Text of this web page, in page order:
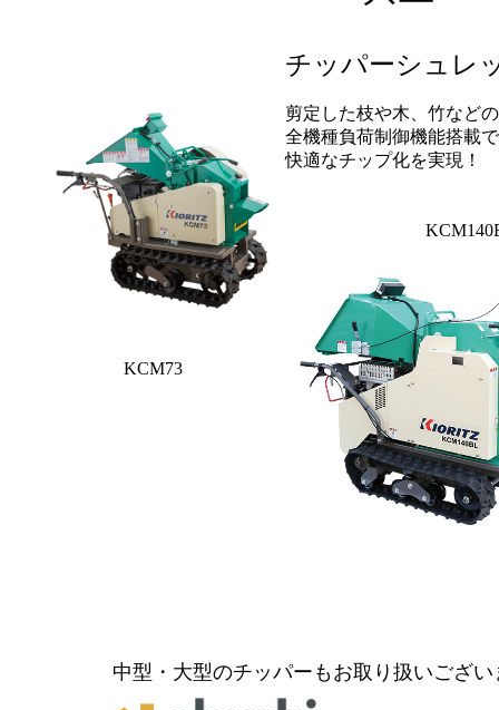
KCM73
中型・大型のチッパーもお取り扱いござい
チッパーシュレ
剪定した枝や木、竹など
全機種負荷制御機能搭載で
快適なチップ化を実現！